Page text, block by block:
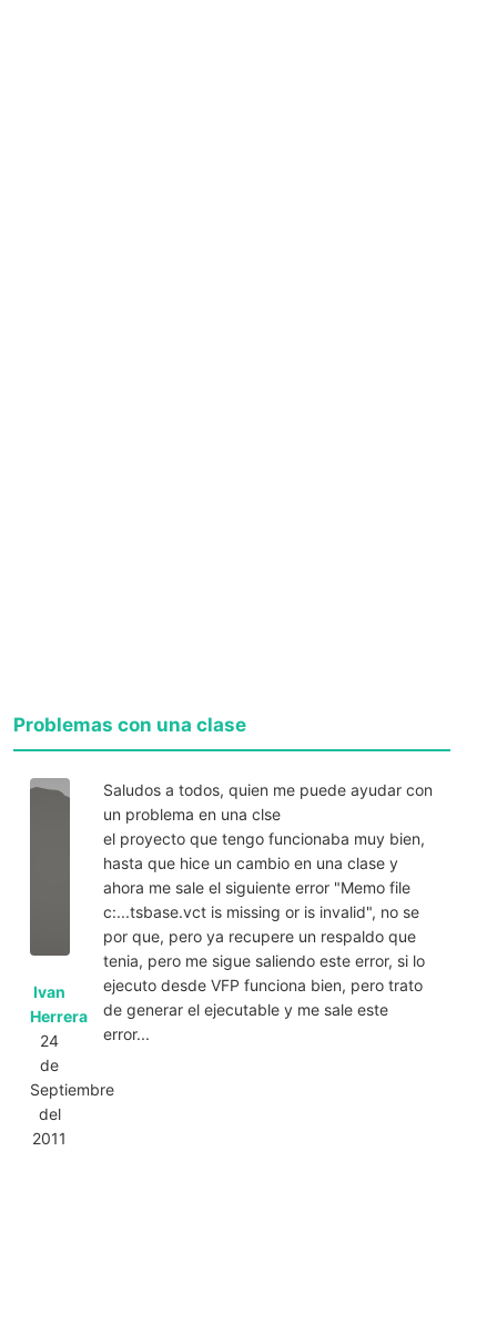
Problemas con una clase
Ivan
Herrera
24
de
Septiembre
del
2011
Saludos a todos, quien me puede ayudar con
un problema en una clse
el proyecto que tengo funcionaba muy bien,
hasta que hice un cambio en una clase y
ahora me sale el siguiente error "Memo file
c:...tsbase.vct is missing or is invalid", no se
por que, pero ya recupere un respaldo que
tenia, pero me sigue saliendo este error, si lo
ejecuto desde VFP funciona bien, pero trato
de generar el ejecutable y me sale este
error...